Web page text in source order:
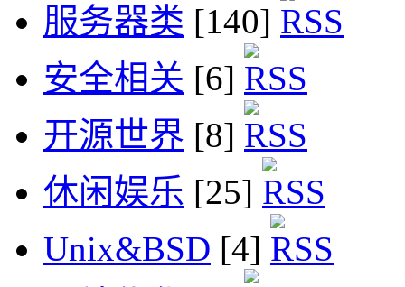
服务器类 [140]
安全相关 [6]
开源世界 [8]
休闲娱乐 [25]
Unix&BSD [4]